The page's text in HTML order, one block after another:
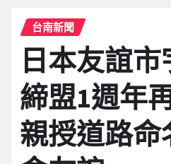
台南新聞
日本友誼
締盟1週年
親授道路命